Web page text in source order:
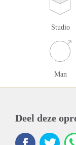
Studio
Man
Deel deze